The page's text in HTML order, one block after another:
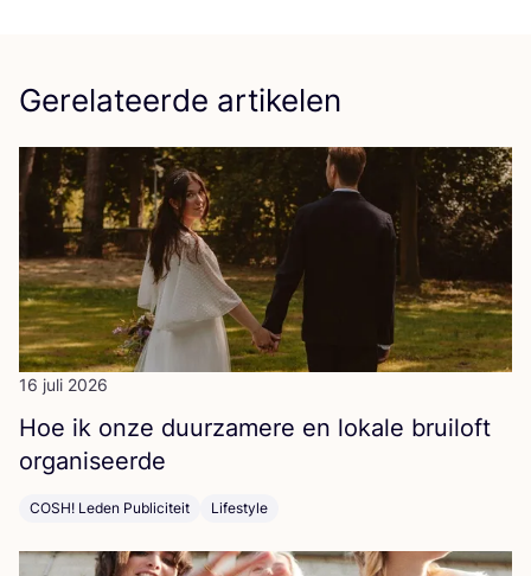
Gerelateerde artikelen
16 juli 2026
Hoe ik onze duur­za­me­re en loka­le brui­loft
organiseerde
COSH! Leden Publiciteit Lifestyle